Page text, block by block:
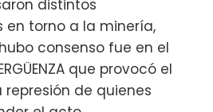
distintos
en torno a la minería,
consenso fue en el
que provocó el
de quienes